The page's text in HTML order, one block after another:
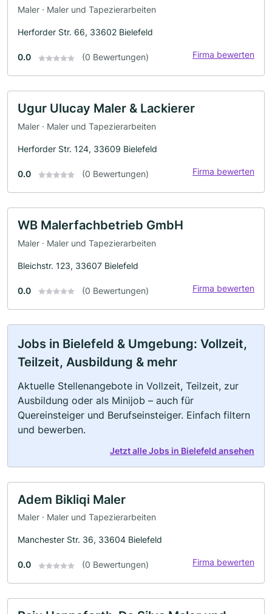
Maler · Maler und Tapezierarbeiten
Herforder Str. 66, 33602 Bielefeld
0.0 (0 Bewertungen) Firma bewerten
Ugur Ulucay Maler & Lackierer
Maler · Maler und Tapezierarbeiten
Herforder Str. 124, 33609 Bielefeld
0.0 (0 Bewertungen) Firma bewerten
WB Malerfachbetrieb GmbH
Maler · Maler und Tapezierarbeiten
Bleichstr. 123, 33607 Bielefeld
0.0 (0 Bewertungen) Firma bewerten
Jobs in Bielefeld & Umgebung: Vollzeit,
Teilzeit, Ausbildung & mehr
Aktuelle Stellenangebote in Vollzeit, Teilzeit, zur
Ausbildung oder als Minijob – auch für
Quereinsteiger und Berufseinsteiger. Einfach filtern
und bewerben.
Jetzt alle Jobs in Bielefeld ansehen
Adem Bikliqi Maler
Maler · Maler und Tapezierarbeiten
Manchester Str. 36, 33604 Bielefeld
0.0 (0 Bewertungen) Firma bewerten